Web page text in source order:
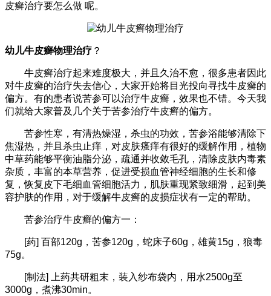
皮癣治疗要怎么做 呢。
幼儿牛皮癣物理治疗 ？
牛皮癣治疗起来难度极大，并且久治不愈，很多患者因此
对牛皮癣的治疗失去信心，大家开始将目光投向寻找牛皮癣的
偏方。有的患者说苦参可以治疗牛皮癣，效果也不错。今天我
们就给大家普及几个关于苦参治疗牛皮癣的偏方。
苦参性寒，有清热燥湿，杀虫的功效，苦参浴能够清除下
焦湿热，并且杀虫止痒，对皮肤瘙痒有很好的缓解作用，植物
中草药能够平衡油脂分泌，疏通并收敛毛孔，清除皮肤内毒素
杂质，丰富的本草营养，促进受损血管神经细胞的生长和修
复，恢复皮下毛细血管细胞活力，肌肤重现紧致细滑，起到美
容护肤的作用，对于缓解牛皮癣的皮损症状有一定的帮助。
苦参治疗牛皮癣的偏方一：
[药] 百部120g，苦参120g，蛇床子60g，雄黄15g，狼毒
75g。
[制法] 上药共研粗末，装入纱布袋内，用水2500g至
3000g，煮沸30min。